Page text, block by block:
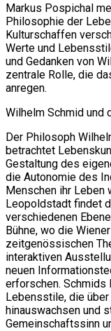
Markus Pospichal
Philosophie der
Kulturschaffen
Werte und
und Gedanken von
zentrale Rolle, die
anregen.
Wilhelm Schmid und
Der Philosoph
betrachtet
Gestaltung des
die Autonomie des
Menschen ihr Leben
Leopoldstadt findet
verschiedenen
Bühne, wo die
zeitgenössischen
interaktiven
neuen
erforschen. Schmids
Lebensstile, die
hinauswachsen und
Gemeinschaftssinn